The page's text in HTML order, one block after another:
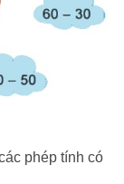
phép tính có